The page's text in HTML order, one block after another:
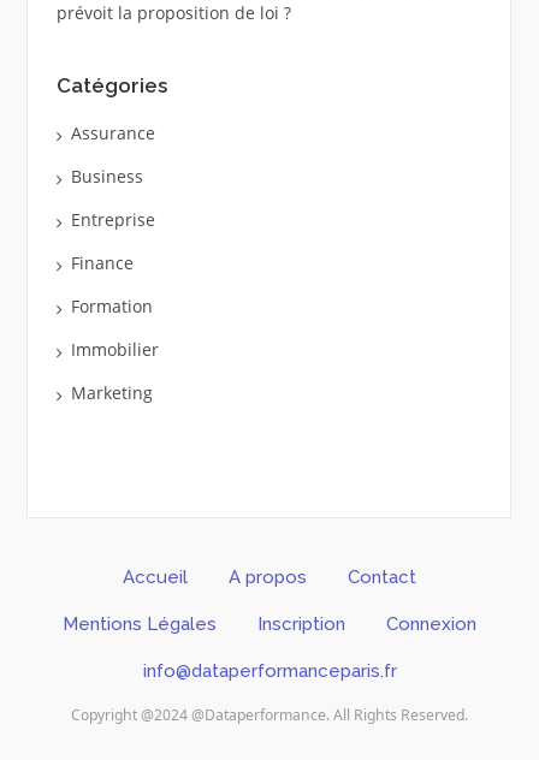
prévoit la proposition de loi ?
Catégories
Assurance
Business
Entreprise
Finance
Formation
Immobilier
Marketing
Accueil A propos Contact
Mentions Légales Inscription Connexion
info@dataperformanceparis.fr
Copyright @2024 @Dataperformance. All Rights Reserved.